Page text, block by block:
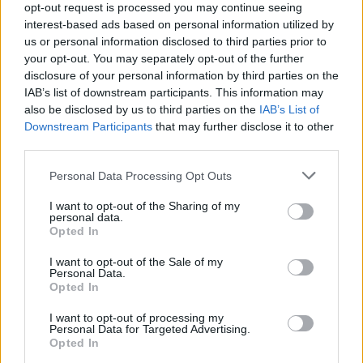
opt-out request is processed you may continue seeing
interest-based ads based on personal information utilized by
us or personal information disclosed to third parties prior to
your opt-out. You may separately opt-out of the further
disclosure of your personal information by third parties on the
IAB’s list of downstream participants. This information may
also be disclosed by us to third parties on the IAB’s List of
Downstream Participants that may further disclose it to other
Please note that this website/app uses one or more Google
not limited to your visit or usage behaviour. You may click to
grant or deny consent to Google and its third-party tags to
use your data for below specified purposes in below Google
consent section.
Personal Data Processing Opt Outs
I want to opt-out of the Sharing of my
personal data.
Opted In
I want to opt-out of the Sale of my
Personal Data.
Opted In
I want to opt-out of processing my
Personal Data for Targeted Advertising.
Opted In
TελευταίεςΕιδήσειςγια την Παιδεία και την